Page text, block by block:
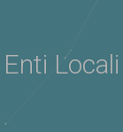
Locali